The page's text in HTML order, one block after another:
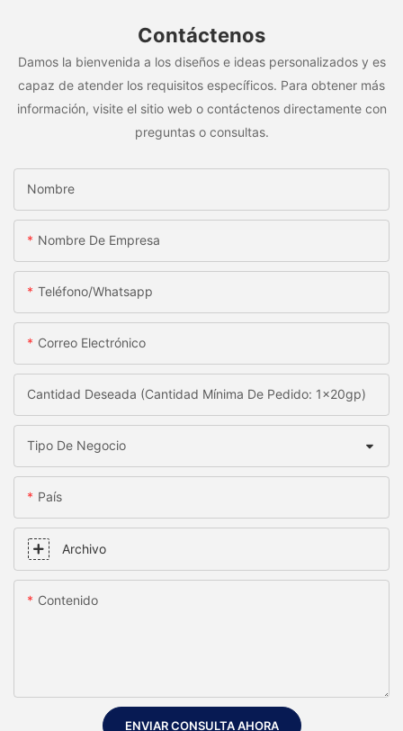
Contáctenos
Damos la bienvenida a los diseños e ideas personalizados y es
capaz de atender los requisitos específicos. Para obtener más
información, visite el sitio web o contáctenos directamente con
preguntas o consultas.
Nombre
Nombre De Empresa
Teléfono/whatsapp
Correo Electrónico
Cantidad Deseada (Cantidad Mínima De Pedido: 1x20gp)
Tipo De Negocio
País
Archivo
Contenido
ENVIAR CONSULTA AHORA